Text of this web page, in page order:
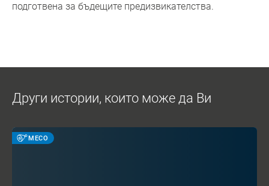
подготвена за бъдещите предизвикателства.
Други истории, които може да Ви
МЕСО